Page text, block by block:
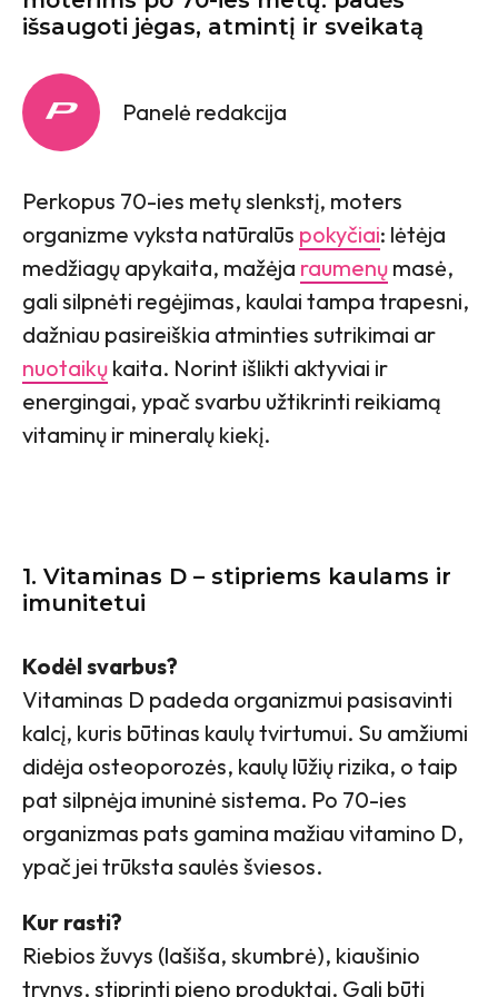
išsaugoti jėgas, atmintį ir sveikatą
Panelė redakcija
Perkopus 70-ies metų slenkstį, moters
organizme vyksta natūralūs pokyčiai: lėtėja
medžiagų apykaita, mažėja raumenų masė,
gali silpnėti regėjimas, kaulai tampa trapesni,
dažniau pasireiškia atminties sutrikimai ar
nuotaikų kaita. Norint išlikti aktyviai ir
energingai, ypač svarbu užtikrinti reikiamą
vitaminų ir mineralų kiekį.
1. Vitaminas D – stipriems kaulams ir
imunitetui
Kodėl svarbus?
Vitaminas D padeda organizmui pasisavinti
kalcį, kuris būtinas kaulų tvirtumui. Su amžiumi
didėja osteoporozės, kaulų lūžių rizika, o taip
pat silpnėja imuninė sistema. Po 70-ies
organizmas pats gamina mažiau vitamino D,
ypač jei trūksta saulės šviesos.
Kur rasti?
Riebios žuvys (lašiša, skumbrė), kiaušinio
trynys, stiprinti pieno produktai. Gali būti